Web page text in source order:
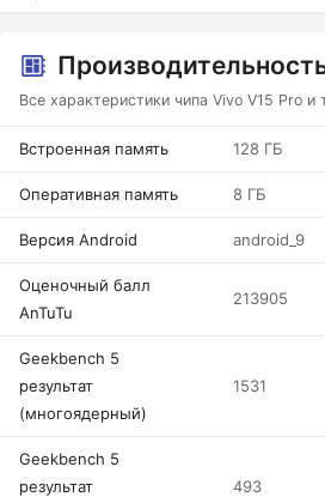
Все характеристики чипа Vivo V15 Pro и
Встроенная память 128 ГБ
Оперативная память 8 ГБ
Версия Android android_9
Оценочный балл
AnTuTu
213905
Geekbench 5
результат
(многоядерный)
1531
Geekbench 5
результат
493